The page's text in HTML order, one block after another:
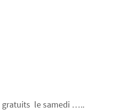
gratuits le samedi …..